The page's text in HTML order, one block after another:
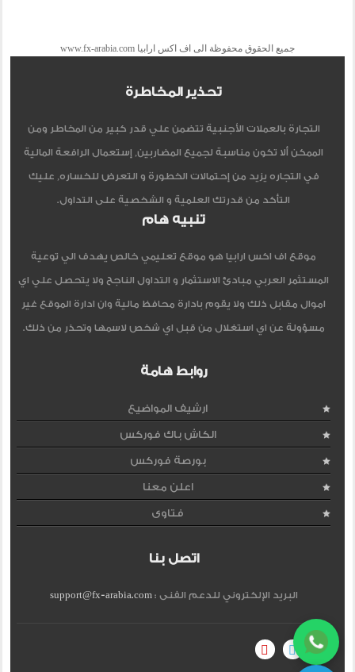
جميع الحقوق محفوظة الى اف اكس ارابيا www.fx-arabia.com
تحذير المخاطرة
التجارة بالعملات الأجنبية تتضمن علي قدر كبير من المخاطر ومن
الممكن ألا تكون مناسبة لجميع المضاربين, إستعمال الرافعة المالية
في التجاره يزيد من إحتمالات الخطورة و التعرض للخساره, عليك
التأكد من قدرتك العلمية و الشخصية على التداول.
تنبيه هام
موقع اف اكس ارابيا هو موقع تعليمي خالص يهدف الي توعية
المستثمر العربي مبادئ الاستثمار و التداول الناجح ولا يتحصل علي اي
اموال مقابل ذلك ولا يقوم بادارة محافظ مالية وان ادارة الموقع غير
مسؤولة عن اي استغلال من قبل اي شخص لاسمها وتحذر من ذلك.
روابط هامة
ارشيف المواضيع
الكاش باك فوركس
بورصة فوركس
اعلن معنا
فتاوى
اتصل بنا
البريد الإلكتروني للدعم الفنى :support@fx-arabia.com